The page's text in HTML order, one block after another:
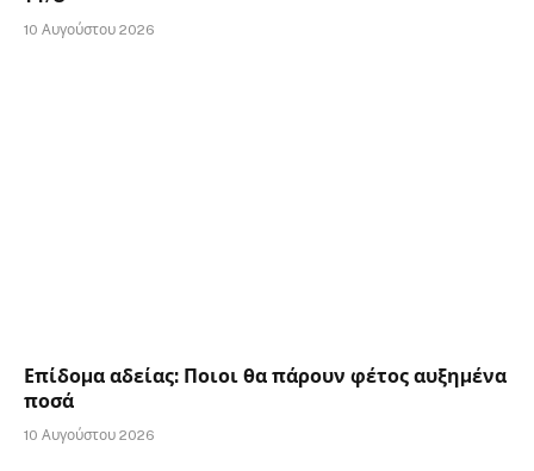
10 Αυγούστου 2026
Επίδοµα αδείας: Ποιοι θα πάρουν φέτος αυξηµένα
ποσά
10 Αυγούστου 2026